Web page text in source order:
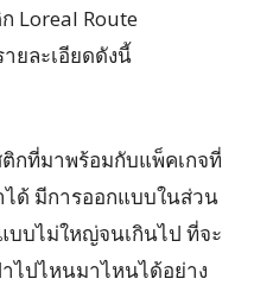
Loreal Route
ยละเอียดดังนี้
กที่มาพร้อมกับแพ็คเกจที่
ได้ มีการออกแบบในส่วน
บไม่ใหญ่จนเกินไป ที่จะ
ไปไหนมาไหนได้อย่าง